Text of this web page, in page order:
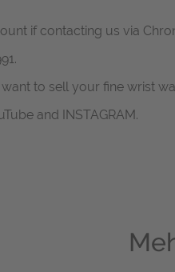
if contacting us via
to sell your fine wrist
and INSTAGRAM.